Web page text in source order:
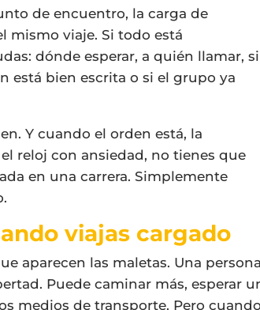
de encuentro, la carga de
mismo viaje. Si todo está
dónde esperar, a quién llamar, si
está bien escrita o si el grupo ya
Y cuando el orden está, la
reloj con ansiedad, no tienes que
en una carrera. Simplemente
viajas cargado
aparecen las maletas. Una
Puede caminar más, esperar
medios de transporte. Pero